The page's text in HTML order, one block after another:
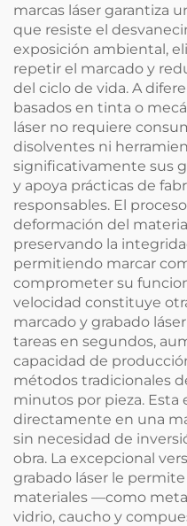
marcas láser garantiza
que resiste el
exposición ambiental,
repetir el marcado y
del ciclo de vida. A
basados en tinta o
láser no requiere
disolventes ni
significativamente sus
y apoya prácticas de
responsables. El
deformación del
preservando la
permitiendo marcar
comprometer su
velocidad constituye
marcado y grabado
tareas en segundos,
capacidad de
métodos tradicionales
minutos por pieza. Esta
directamente en una
sin necesidad de
obra. La excepcional
grabado láser le
materiales —como
vidrio, caucho y